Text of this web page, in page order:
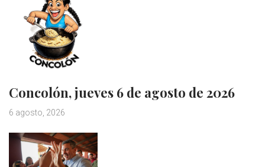
Concolón, jueves 6 de agosto de 2026
6 agosto, 2026